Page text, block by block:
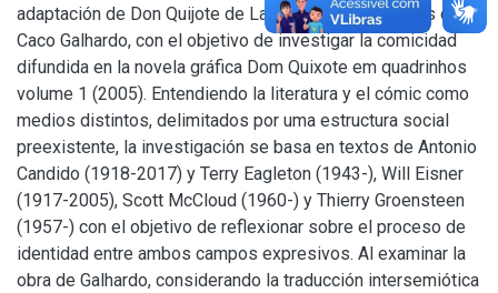
adaptación de Don Quijote de La Mancha a los cómics de
Caco Galhardo, con el objetivo de investigar la comicidad
difundida en la novela gráfica Dom Quixote em quadrinhos
volume 1 (2005). Entendiendo la literatura y el cómic como
medios distintos, delimitados por uma estructura social
preexistente, la investigación se basa en textos de Antonio
Candido (1918-2017) y Terry Eagleton (1943-), Will Eisner
(1917-2005), Scott McCloud (1960-) y Thierry Groensteen
(1957-) con el objetivo de reflexionar sobre el proceso de
identidad entre ambos campos expresivos. Al examinar la
obra de Galhardo, considerando la traducción intersemiótica